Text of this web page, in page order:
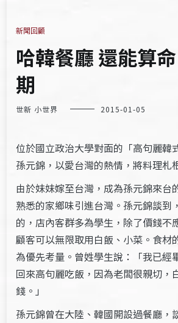
新聞回顧
哈韓餐廳 還能算
期
世新 小世界 2015-01-05
位於國立政治大學對面的「高句麗韓
孫元錦，以愛台灣的熱情，將料理札
由於妹妹嫁至台灣，成為孫元錦來台
熟悉的家鄉味引進台灣。孫元錦談到
的，店內客群多為學生，除了價錢不
顧客可以無限取用白飯、小菜。食材
為優先考量。曾姓學生說：「我已經
回來高句麗吃飯，因為老闆很親切，
錢。」
孫元錦曾在大陸、韓國開設過餐廳，